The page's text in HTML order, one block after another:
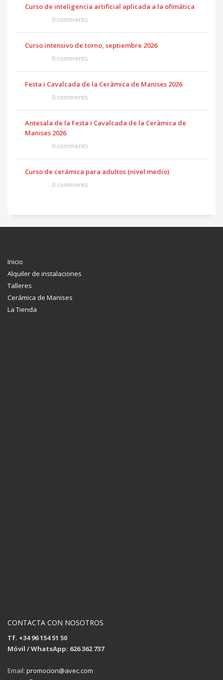
Curso de inteligencia artificial aplicada a la ofimática
0 comments
Curso intensivo de torno, septiembre 2026
0 comments
Festa i Cavalcada de la Ceràmica de Manises 2026
0 comments
Antesala de la Festa i Cavalcada de la Ceràmica de
Manises 2026
0 comments
Curso de cerámica para adultos (nivel medio)
0 comments
Inicio
Alquiler de instalaciones
Talleres
Cerámica de Manises
La Tienda
CONTACTA CON NOSOTROS
Tf. +34 96 154 51 50
Móvil / WhatsApp: 626 362 737
Email: promocion@avec.com